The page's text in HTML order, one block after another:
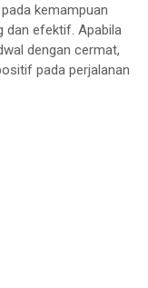
kemampuan
dan efektif. Apabila
dengan cermat,
pada perjalanan